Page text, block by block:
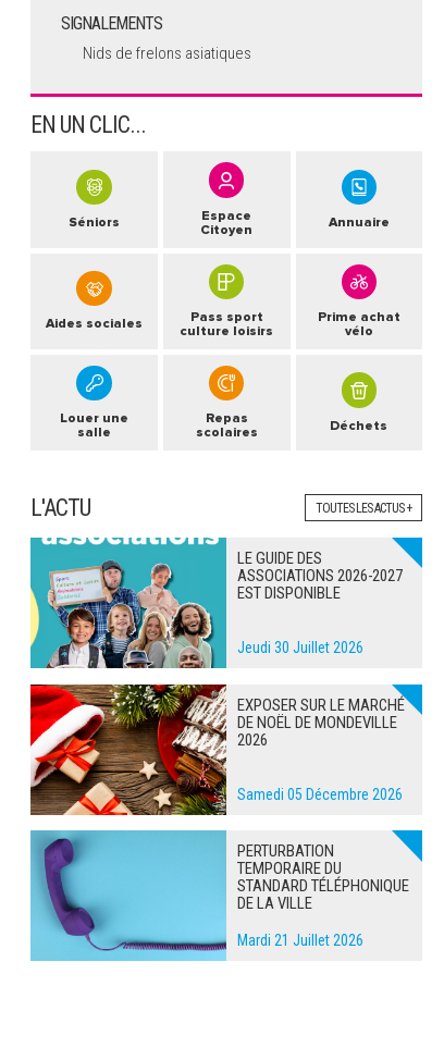
SIGNALEMENTS
Nids de frelons asiatiques
EN UN CLIC...
Séniors
Espace
Citoyen
Annuaire
Aides sociales
Pass sport
culture loisirs
Prime achat
vélo
Louer une
salle
Repas
scolaires
Déchets
L'ACTU TOUTES LES ACTUS +
LE GUIDE DES
ASSOCIATIONS 2026-2027
EST DISPONIBLE
Jeudi 30 Juillet 2026
EXPOSER SUR LE MARCHÉ
DE NOËL DE MONDEVILLE
2026
Samedi 05 Décembre 2026
PERTURBATION
TEMPORAIRE DU
STANDARD TÉLÉPHONIQUE
DE LA VILLE
Mardi 21 Juillet 2026